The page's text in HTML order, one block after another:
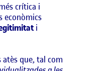
crítica i
econòmics
i
que, tal com